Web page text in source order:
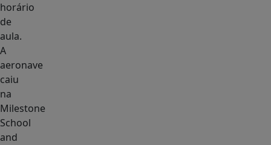
horário
de
aula.
A
aeronave
caiu
na
Milestone
School
and